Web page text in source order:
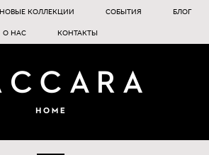
НОВЫЕ КОЛЛЕКЦИИ СОБЫТИЯ БЛОГ
О НАС КОНТАКТЫ